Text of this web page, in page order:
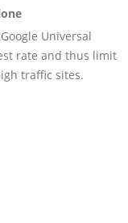
Universal
rate and thus limit
traffic sites.